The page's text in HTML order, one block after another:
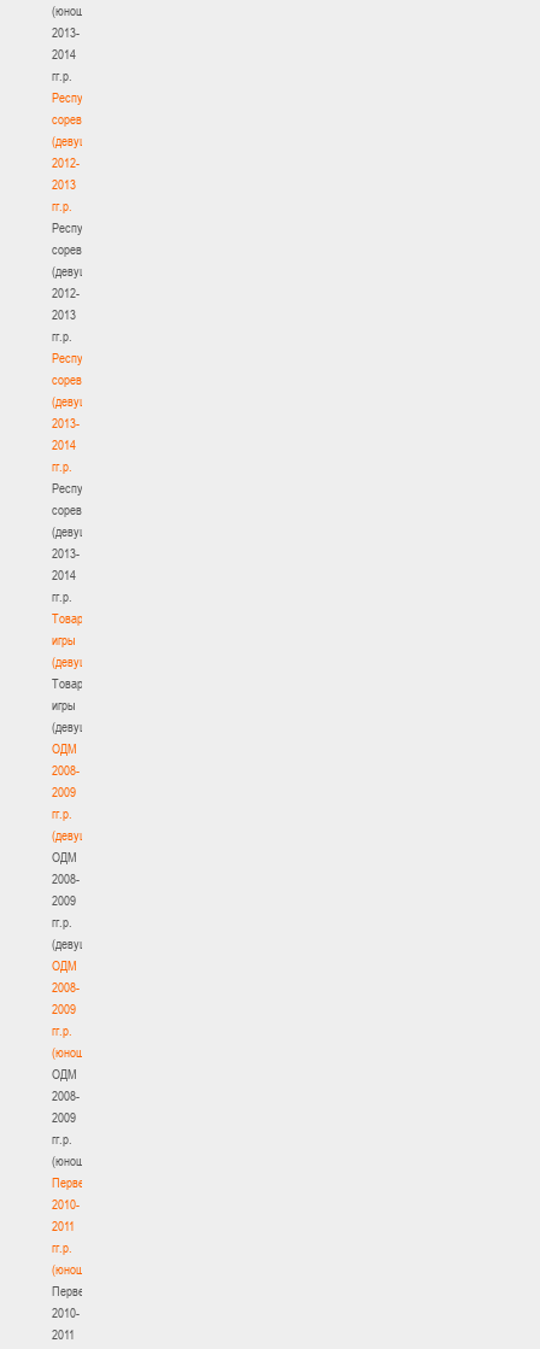
(юноши)
2013-
2014
гг.р.
Республиканские
соревнования
(девушки)
2012-
2013
гг.р.
Республиканские
соревнования
(девушки)
2012-
2013
гг.р.
Республиканские
соревнования
(девушки)
2013-
2014
гг.р.
Республиканские
соревнования
(девушки)
2013-
2014
гг.р.
Товарищеские
игры
(девушки)
Товарищеские
игры
(девушки)
ОДМ
2008-
2009
гг.р.
(девушки)
ОДМ
2008-
2009
гг.р.
(девушки)
ОДМ
2008-
2009
гг.р.
(юноши)
ОДМ
2008-
2009
гг.р.
(юноши)
Первенство
2010-
2011
гг.р.
(юноши)
Первенство
2010-
2011